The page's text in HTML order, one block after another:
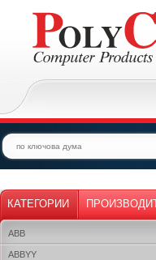
КАТЕГОРИИ
ABB
ABBYY